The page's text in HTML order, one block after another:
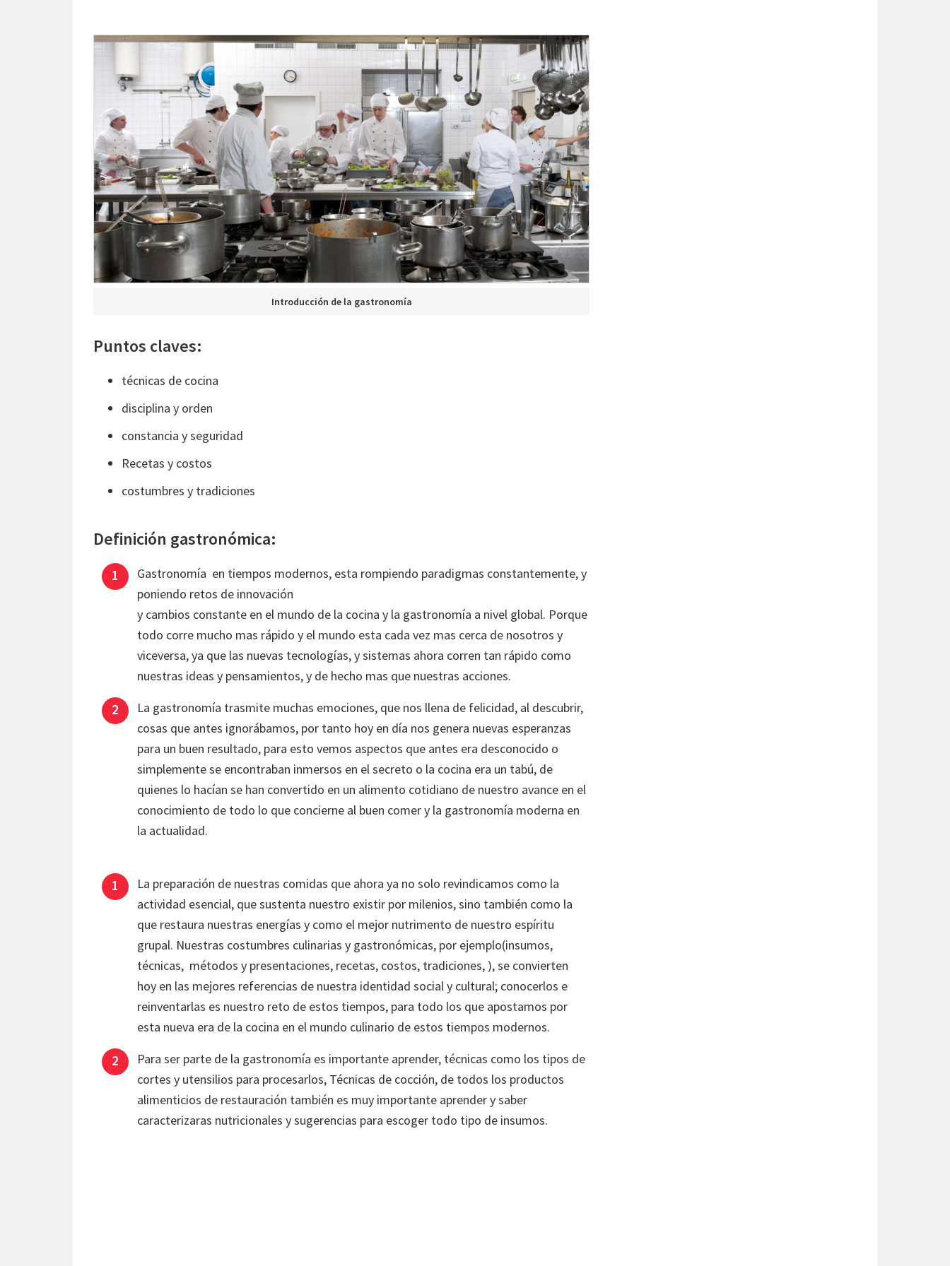
Introducción de la gastronomía
Puntos claves:
técnicas de cocina
disciplina y orden
constancia y seguridad
Recetas y costos
costumbres y tradiciones
Definición gastronómica:
Gastronomía en tiempos modernos, esta rompiendo paradigmas constantemente, y
poniendo retos de innovación
y cambios constante en el mundo de la cocina y la gastronomía a nivel global. Porque
todo corre mucho mas rápido y el mundo esta cada vez mas cerca de nosotros y
viceversa, ya que las nuevas tecnologías, y sistemas ahora corren tan rápido como
nuestras ideas y pensamientos, y de hecho mas que nuestras acciones.
La gastronomía trasmite muchas emociones, que nos llena de felicidad, al descubrir,
cosas que antes ignorábamos, por tanto hoy en día nos genera nuevas esperanzas
para un buen resultado, para esto vemos aspectos que antes era desconocido o
simplemente se encontraban inmersos en el secreto o la cocina era un tabú, de
quienes lo hacían se han convertido en un alimento cotidiano de nuestro avance en el
conocimiento de todo lo que concierne al buen comer y la gastronomía moderna en
la actualidad.
La preparación de nuestras comidas que ahora ya no solo revindicamos como la
actividad esencial, que sustenta nuestro existir por milenios, sino también como la
que restaura nuestras energías y como el mejor nutrimento de nuestro espíritu
grupal. Nuestras costumbres culinarias y gastronómicas, por ejemplo(insumos,
técnicas, métodos y presentaciones, recetas, costos, tradiciones, ), se convierten
hoy en las mejores referencias de nuestra identidad social y cultural; conocerlos e
reinventarlas es nuestro reto de estos tiempos, para todo los que apostamos por
esta nueva era de la cocina en el mundo culinario de estos tiempos modernos.
Para ser parte de la gastronomía es importante aprender, técnicas como los tipos de
cortes y utensilios para procesarlos, Técnicas de cocción, de todos los productos
alimenticios de restauración también es muy importante aprender y saber
caracterizaras nutricionales y sugerencias para escoger todo tipo de insumos.